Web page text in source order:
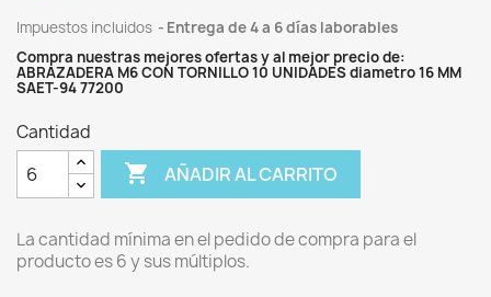
Impuestos incluidos
Entrega de 4 a 6 días laborables
Compra nuestras mejores ofertas y al mejor precio de:
ABRAZADERA M6 CON TORNILLO 10 UNIDADES diametro 16 MM
SAET-94 77200
Cantidad
 AÑADIR AL CARRITO
La cantidad mínima en el pedido de compra para el
producto es 6 y sus múltiplos.